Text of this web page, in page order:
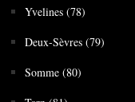
Yvelines (78)
Deux-Sèvres (79)
Somme (80)